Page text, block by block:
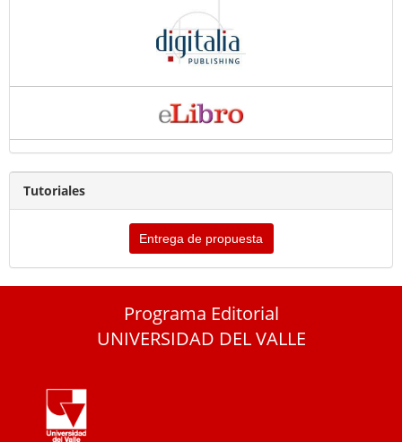
Tutoriales
Entrega de propuesta
Programa Editorial
UNIVERSIDAD DEL VALLE